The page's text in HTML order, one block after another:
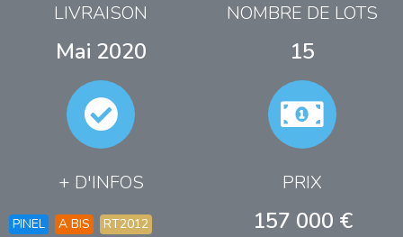
LIVRAISON
Mai 2020
NOMBRE DE LOTS
15
+ D'INFOS
PINEL A BIS
RT2012
PRIX
157 000 €